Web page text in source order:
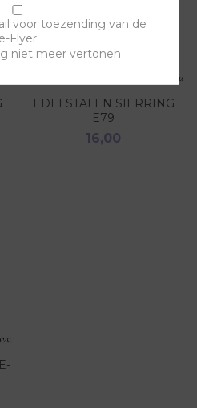
EDELSTALEN SIERRING
E79
16,00
voor toezending van de
e-Flyer
niet meer vertonen